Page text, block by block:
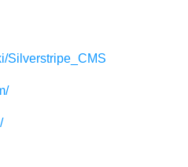
Silverstripe_CMS